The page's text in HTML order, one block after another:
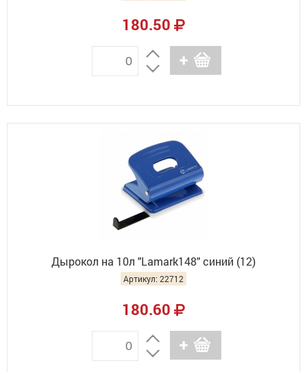
180.50
Дырокол на 10л "Lamark148" синий (12)
Артикул: 22712
180.60